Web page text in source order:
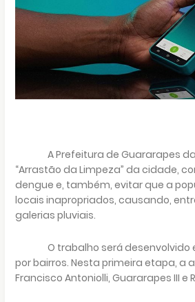
A Prefeitura de Guararapes
“Arrastão da Limpeza” da cidade,
dengue e, também, evitar que a
locais inapropriados, causando,
galerias pluviais.
O trabalho será
por bairros. Nesta primeira etapa, a
Francisco Antoniolli, Guararapes III e